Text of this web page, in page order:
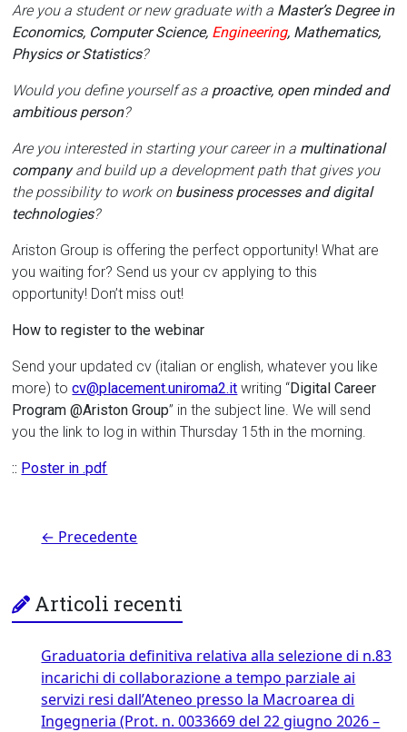
Are you a student or new graduate with a Master’s Degree in
Economics, Computer Science, Engineering, Mathematics,
Physics or Statistics?
Would you define yourself as a proactive, open minded and
ambitious person?
Are you interested in starting your career in a multinational
companyand build up a development path that gives you
the possibility to work on business processes and digital
technologies?
Ariston Group is offering the perfect opportunity! What are
you waiting for? Send us your cv applying to this
opportunity! Don’t miss out!
How to register to the webinar
Send your updated cv (italian or english, whatever you like
more) tocv@placement.uniroma2.it writing “Digital Career
Program @Ariston Group” in the subject line. We will send
you the link to log in within Thursday 15th in the morning.
:: Poster in .pdf
← Precedente
Articoli recenti
Graduatoria definitiva relativa alla selezione di n.83
incarichi di collaborazione a tempo parziale ai
servizi resi dall’Ateneo presso la Macroarea di
Ingegneria (Prot. n. 0033669 del 22 giugno 2026 –